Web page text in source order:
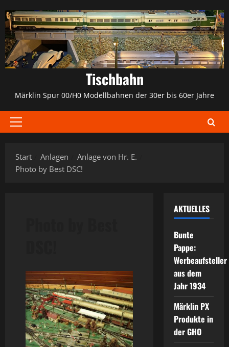
Inhalt
springen
Tischbahn
Märklin Spur 00/H0 Modellbahnen der 30er bis 60er Jahre
Primäres
Start
Anlagen
Anlage von Hr. E.
Photo by Best DSC!
AKTUELLES
Bunte
Pappe:
Werbeaufsteller
aus dem
Jahr 1934
Märklin PX
Produkte in
der GHO